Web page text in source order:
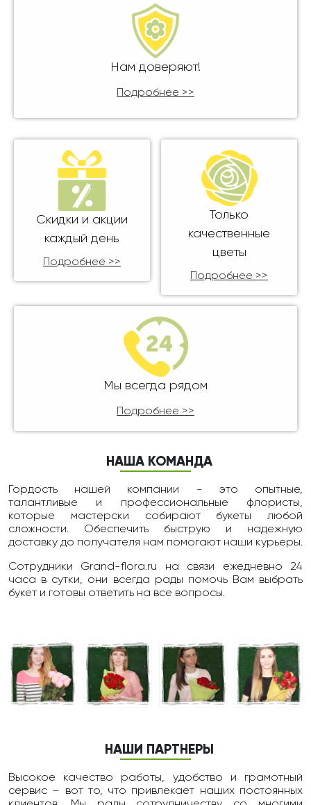
Нам доверяют!
Подробнее >>
Скидки и акции
каждый день
Подробнее >>
Только
качественные
цветы
Подробнее >>
Мы всегда рядом
Подробнее >>
НАША КОМАНДА
Гордость нашей компании - это опытные,
талантливые и профессиональные флористы,
которые мастерски собирают букеты любой
сложности. Обеспечить быструю и надежную
доставку до получателя нам помогают наши курьеры.
Сотрудники Grand-flora.ru на связи ежедневно 24
чаcа в сутки, они всегда рады помочь Вам выбрать
букет и готовы ответить на все вопросы.
НАШИ ПАРТНЕРЫ
Высокое качество работы, удобство и грамотный
сервис – вот то, что привлекает наших постоянных